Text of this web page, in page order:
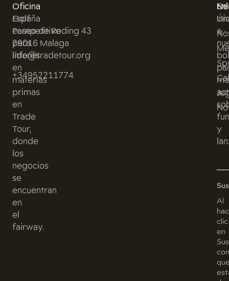
Golf
competitivo
para
líderes
en
materias
primas
en
Trade
Tour,
donde
los
negocios
se
encuentran
en
el
fairway.
Oficina
España
Paseo de Reding 43
29016 Malaga
info@tradetour.org
+34952211774
a
y
Al
clic
en